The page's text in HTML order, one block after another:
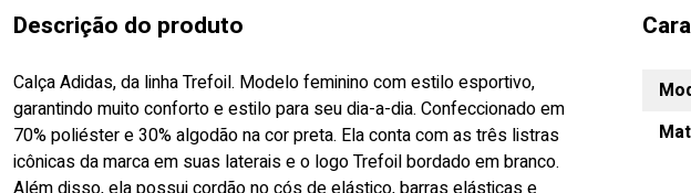
Descrição do produto
Calça Adidas, da linha Trefoil. Modelo feminino com estilo esportivo,
garantindo muito conforto e estilo para seu dia-a-dia. Confeccionado em
70% poliéster e 30% algodão na cor preta. Ela conta com as três listras
icônicas da marca em suas laterais e o logo Trefoil bordado em branco.